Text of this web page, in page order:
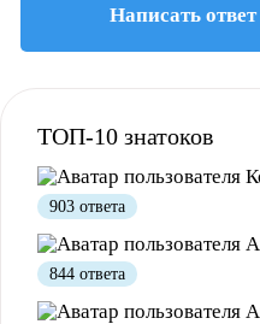
Полезно 12
Написать ответ
ТОП-10 знатоков
903 ответа
844 ответа